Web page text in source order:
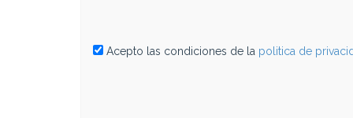
Acepto las condiciones de la politica de